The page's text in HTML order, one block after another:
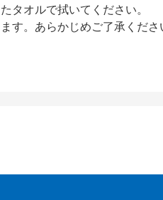
タオルで拭いてください。
。あらかじめご了承くださ